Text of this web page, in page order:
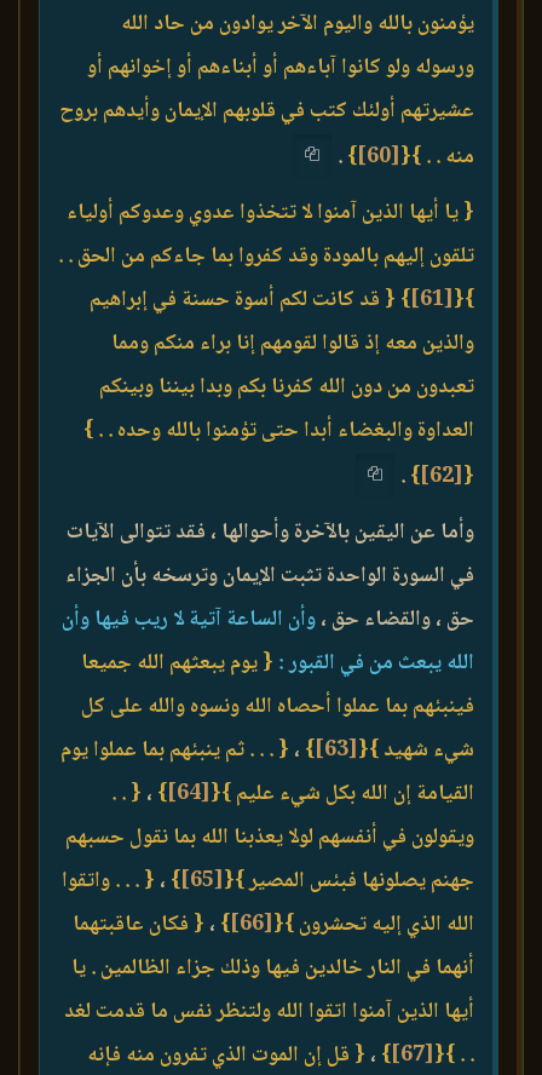
يؤمنون بالله واليوم الآخر يوادون من حاد الله
ورسوله ولو كانوا آباءهم أو أبناءهم أو إخوانهم أو
عشيرتهم أولئك كتب في قلوبهم الإيمان وأيدهم بروح
منه . . }{
[60]
}
.
{ يا أيها الذين آمنوا لا تتخذوا عدوي وعدوكم أولياء
تلقون إليهم بالمودة وقد كفروا بما جاءكم من الحق . .
}
{
[61]
} { قد كانت لكم أسوة حسنة في إبراهيم
والذين معه إذ قالوا لقومهم إنا براء منكم ومما
تعبدون من دون الله كفرنا بكم وبدا بيننا وبينكم
العداوة والبغضاء أبدا حتى تؤمنوا بالله وحده . . }
{
[62]
}
.
وأما عن اليقين بالآخرة وأحوالها ، فقد تتوالى الآيات
في السورة الواحدة تثبت الإيمان وترسخه بأن الجزاء
حق ، والقضاء حق ،وأن الساعة آتية لا ريب فيها وأن
الله يبعث من في القبور : { يوم يبعثهم الله جميعا
فينبئهم بما عملوا أحصاه الله ونسوه والله على كل
شيء شهيد }{
[63]
} ، { . . . ثم ينبئهم بما عملوا يوم
القيامة إن الله بكل شيء عليم }{
[64]
} ، { . .
ويقولون في أنفسهم لولا يعذبنا الله بما نقول حسبهم
جهنم يصلونها فبئس المصير }{
[65]
} ، { . . . واتقوا
الله الذي إليه تحشرون }{
[66]
} ، { فكان عاقبتهما
أنهما في النار خالدين فيها وذلك جزاء الظالمين . يا
أيها الذين آمنوا اتقوا الله ولتنظر نفس ما قدمت لغد
. . }
{
[67]
} ، { قل إن الموت الذي تفرون منه فإنه